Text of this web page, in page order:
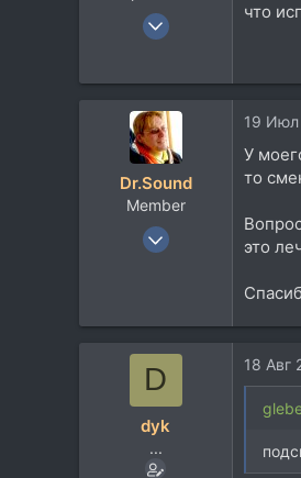
5 Фев 2010
113
Kharkov
что
Dr.Sound
Member
21 Апр 2011
Moscow
19 Июл
У
то
это
D
dyk
...
18 Авг